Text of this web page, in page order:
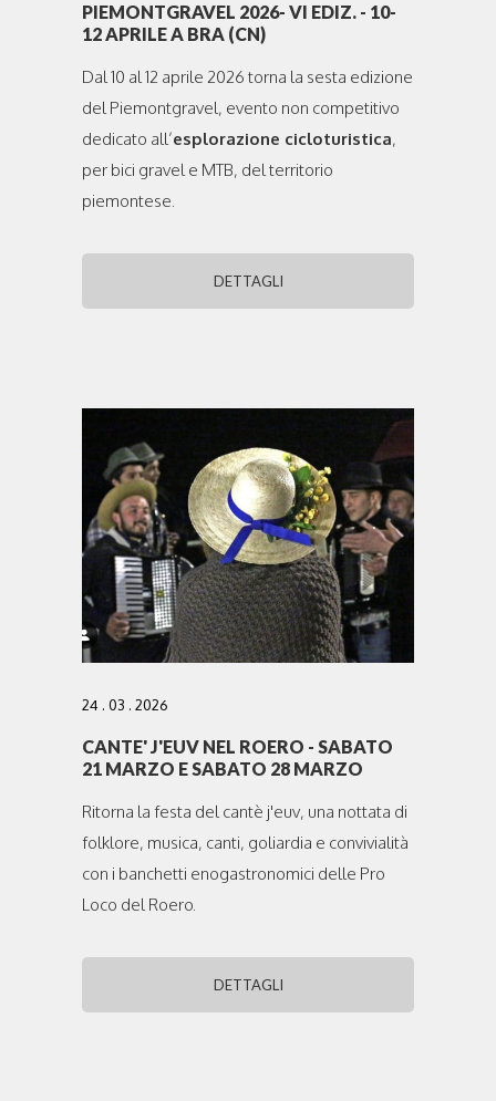
PIEMONTGRAVEL 2026- VI EDIZ. - 10-
12 APRILE A BRA (CN)
Dal 10 al 12 aprile 2026 torna la sesta edizione
del Piemontgravel, evento non competitivo
dedicato all’esplorazione cicloturistica,
per bici gravel e MTB, del territorio
piemontese.
DETTAGLI
24 . 03 . 2026
CANTE' J'EUV NEL ROERO - SABATO
21 MARZO E SABATO 28 MARZO
Ritorna la festa del cantè j'euv, una nottata di
folklore, musica, canti, goliardia e convivialità
con i banchetti enogastronomici delle Pro
Loco del Roero.
DETTAGLI